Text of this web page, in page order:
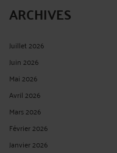
ARCHIVES
Juillet 2026
Juin 2026
Mai 2026
Avril 2026
Mars 2026
Février 2026
Janvier 2026